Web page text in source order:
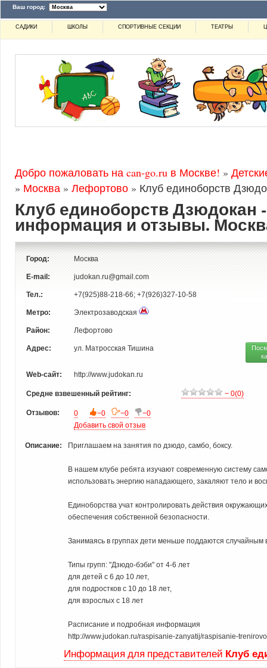
Ваш город:
САДИКИ ШКОЛЫ СПОРТИВНЫЕ СЕКЦИИ ТЕАТРЫ
Добро пожаловать на can-go.ru в Москве! »
» Москва » Лефортово » Клуб единоборств
Клуб единоборств Дзюдокан -
информация и отзывы.
Город: Москва
E-mail: judokan.ru@gmail.com
Тел.: +7(925)88-218-66; +7(926)327-10-58
Метро: Электрозаводская
Район: Лефортово
Адрес: ул. Матросская Тишина
Web-сайт: http://www.judokan.ru
Средне взвешенный рейтинг: − 0(0)
Отзывов: 0 −0 −0
−0
Добавить свой отзыв
Описание: Приглашаем на занятия по дзюдо, самбо, боксу.
В нашем клубе ребята изучают современную систему
использовать энергию нападающего, закаляют тело и
Единоборства учат контролировать действия
обеспечения собственной безопасности.
Занимаясь в группах дети меньше поддаются случайным
Типы групп: "Дзюдо-бэби" от 4-6 лет
для детей с 6 до 10 лет,
для подростков с 10 до 18 лет,
для взрослых с 18 лет
Расписание и подробная информация
http://www.judokan.ru/raspisanie-zanyatij/raspisanie-
Информация для представителей Клуб